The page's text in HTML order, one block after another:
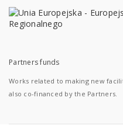
Partners funds
Works related to making new
also co-financed by the Partners.